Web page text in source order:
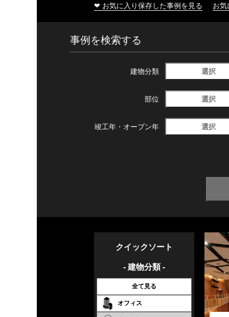
❤ お気に入り保存した事例を見る お
事例を検索する
建物分類 選択
部位 選択
竣工年・ オープン年 選択
クイックソート
- 建物分類 -
全て見る
オフィス